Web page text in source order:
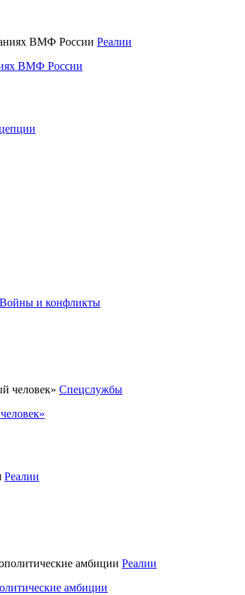
Реалии
ВМФ России
Войны и конфликты
Спецслужбы
Реалии
Реалии
амбиции